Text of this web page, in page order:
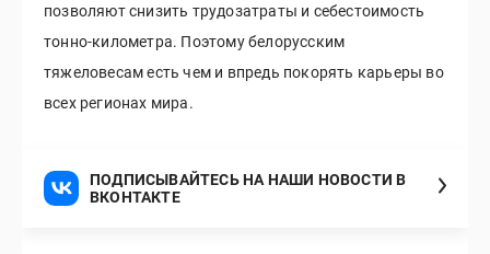
позволяют снизить трудозатраты и себестоимость
тонно-километра. Поэтому белорусским
тяжеловесам есть чем и впредь покорять карьеры во
всех регионах мира.
ПОДПИСЫВАЙТЕСЬ НА НАШИ НОВОСТИ В
ВКОНТАКТЕ